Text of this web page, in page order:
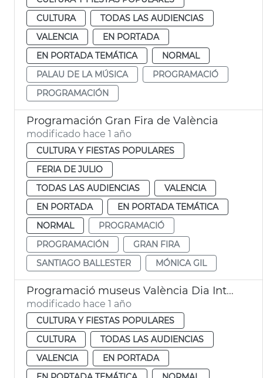
CULTURA
TODAS LAS AUDIENCIAS
VALENCIA
EN PORTADA
EN PORTADA TEMÁTICA
NORMAL
PALAU DE LA MÚSICA
PROGRAMACIÓ
PROGRAMACIÓN
Programación Gran Fira de València
modificado hace 1 año
CULTURA Y FIESTAS POPULARES
FERIA DE JULIO
TODAS LAS AUDIENCIAS
VALENCIA
EN PORTADA
EN PORTADA TEMÁTICA
NORMAL
PROGRAMACIÓ
PROGRAMACIÓN
GRAN FIRA
SANTIAGO BALLESTER
MÓNICA GIL
Programació museus València Dia Internacional dels Museus
modificado hace 1 año
CULTURA Y FIESTAS POPULARES
CULTURA
TODAS LAS AUDIENCIAS
VALENCIA
EN PORTADA